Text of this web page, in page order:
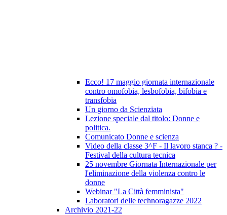
Ecco! 17 maggio giornata internazionale
contro omofobia, lesbofobia, bifobia e
transfobia
Un giorno da Scienziata
Lezione speciale dal titolo: Donne e
politica.
Comunicato Donne e scienza
Video della classe 3^F - Il lavoro stanca ? -
Festival della cultura tecnica
25 novembre Giornata Internazionale per
l'eliminazione della violenza contro le
donne
Webinar "La Città femminista"
Laboratori delle technoragazze 2022
Archivio 2021-22